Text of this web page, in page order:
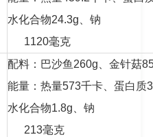
水化合物24.3g、钠
1120毫克
配料：巴沙鱼260g、金针菇
能量：热量573千卡、蛋白质
水化合物1.8g、钠
213毫克